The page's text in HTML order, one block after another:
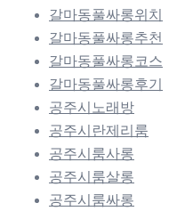
갈마동풀싸롱위치
갈마동풀싸롱추천
갈마동풀싸롱코스
갈마동풀싸롱후기
공주시노래방
공주시란제리룸
공주시룸사롱
공주시룸살롱
공주시룸싸롱